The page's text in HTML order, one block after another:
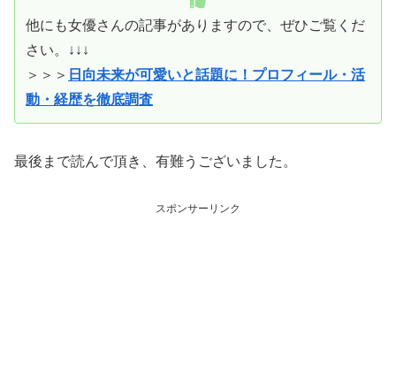
他にも女優さんの記事がありますので、ぜひご覧くだ
さい。↓↓↓
＞＞＞ 日向未来が可愛いと話題に！プロフィール・活
動・経歴を徹底調査
最後まで読んで頂き、有難うございました。
スポンサーリンク